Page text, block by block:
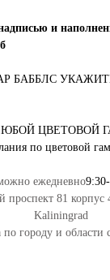
и
ЦВЕТОВОЙ
по цветовой
ежедневно
проспект 81
Kaliningrad
по городу и области